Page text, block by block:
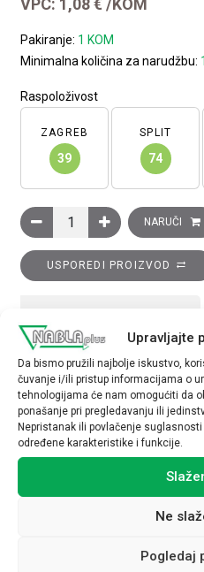
Upravljajte
Da bismo pružili najbolje iskustvo,
čuvanje i/ili pristup informacijama o
tehnologijama će nam omogućiti da
ponašanje pri pregledavanju ili
Nepristanak ili povlačenje
određene karakteristike i funkcije.
Ne
Pogledaj
Pakiranje: 1 KOM
Minimalna količina za narudžbu:
Raspoloživost
ZAGREB
39
SPLIT
74
Okvir nosivi Clasia sa
NARUČI
USPOREDI PROIZVOD
Povezani proizvodi